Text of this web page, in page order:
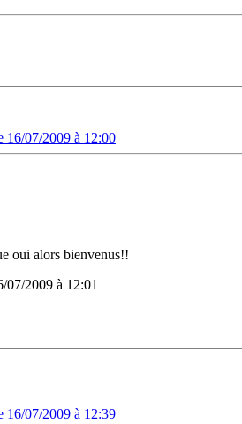
16/07/2009 à 12:00
oui alors bienvenus!!
07/2009 à 12:01
16/07/2009 à 12:39